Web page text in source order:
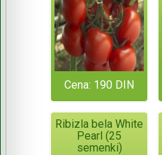
Cena: 190 DIN
Ribizla bela White
Pearl (25
semenki)